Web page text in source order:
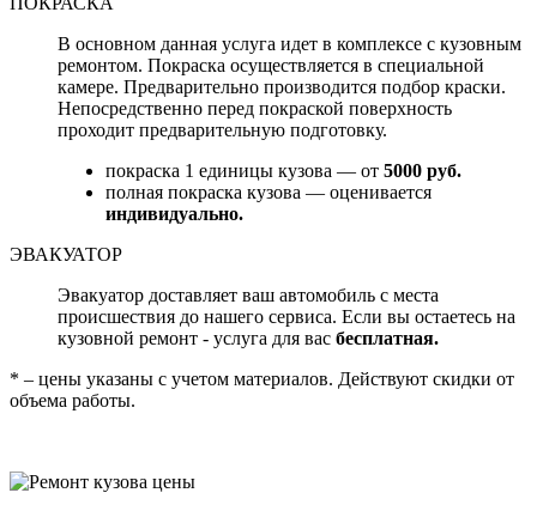
В основном данная услуга идет в комплексе с кузовным
ремонтом. Покраска осуществляется в специальной
камере. Предварительно производится подбор краски.
Непосредственно перед покраской поверхность
проходит предварительную подготовку.
покраска 1 единицы кузова — от 5000 руб.
полная покраска кузова — оценивается
индивидуально.
ЭВАКУАТОР
Эвакуатор доставляет ваш автомобиль с места
происшествия до нашего сервиса. Если вы остаетесь на
кузовной ремонт - услуга для вас бесплатная.
* – цены указаны с учетом материалов. Действуют скидки от
объема работы.